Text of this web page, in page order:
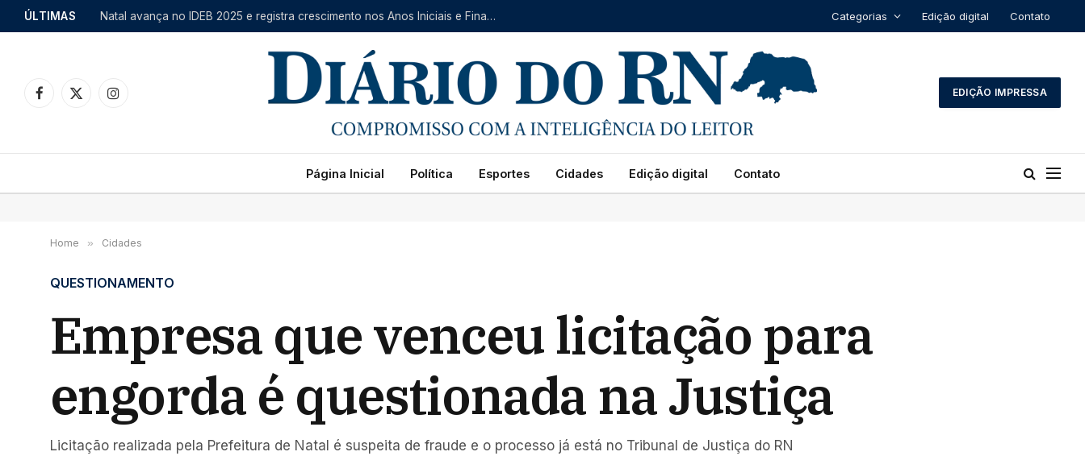
ÚLTIMAS Natal avança no IDEB 2025 e registra crescimento nos Anos Iniciais e Finais do Ensino Fundamental Categorias Edição digital Contato
Facebook
X
Instagram
EDIÇÃO IMPRESSA
Página Inicial Política Esportes Cidades Edição digital Contato
Home » Cidades
QUESTIONAMENTO
Empresa que venceu licitação para
engorda é questionada na Justiça
Licitação realizada pela Prefeitura de Natal é suspeita de fraude e o processo já está no Tribunal de Justiça do RN